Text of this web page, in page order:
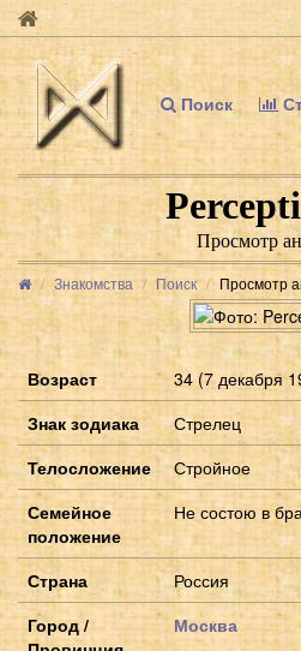
Поиск
Просмотр
Знакомства Поиск Просмотр
Возраст
34 (7 декабря
Знак зодиака
Стрелец
Телосложение
Стройное
Семейное
положение
Не состою в
Страна
Россия
Город /
Москва